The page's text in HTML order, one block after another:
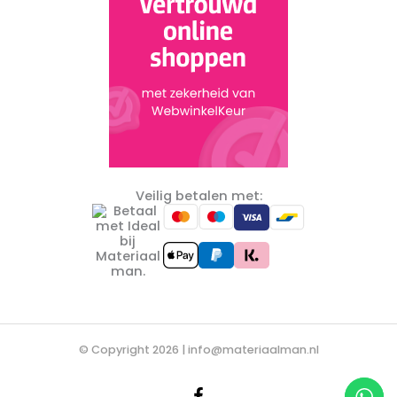
Veilig betalen met:
© Copyright 2026 | info@materiaalman.nl